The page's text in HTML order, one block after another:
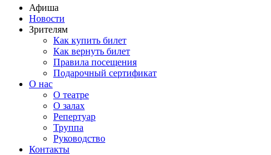
Афиша
Новости
Зрителям
Как купить билет
Как вернуть билет
Правила посещения
Подарочный сертификат
О нас
О театре
О залах
Репертуар
Труппа
Руководство
Контакты